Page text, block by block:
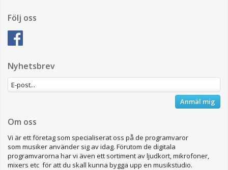
Följ oss
Nyhetsbrev
Anmäl mig
Om oss
Vi är ett företag som specialiserat oss på de programvaror
som musiker använder sig av idag. Förutom de digitala
programvarorna har vi även ett sortiment av ljudkort, mikrofoner,
mixers etc för att du skall kunna bygga upp en musikstudio.